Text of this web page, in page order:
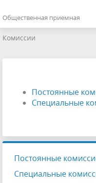
Общественная приемная
Комиссии
Постоянные
Специальные
Постоянные
Специальные